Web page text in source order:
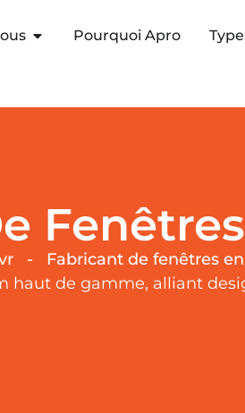
Pourquoi Apro
-
Fabricant de fenêtres
haut de gamme, alliant